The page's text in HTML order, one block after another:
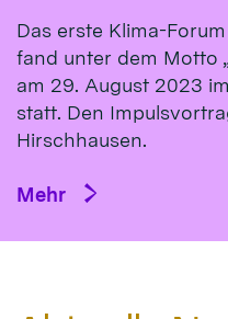
Das erste Klima-
fand un­ter dem Mot­to
am 29. Au­gust 2023
statt. Den
Hirsch­hausen.
Mehr